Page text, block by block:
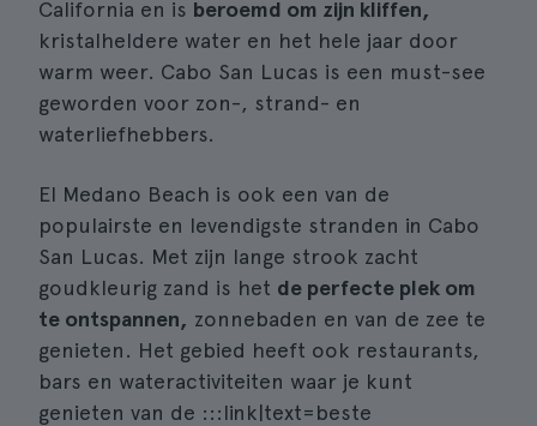
California en is beroemd om zijn kliffen,
kristalheldere water en het hele jaar door
warm weer. Cabo San Lucas is een must-see
geworden voor zon-, strand- en
waterliefhebbers.
El Medano Beach is ook een van de
populairste en levendigste stranden in Cabo
San Lucas. Met zijn lange strook zacht
goudkleurig zand is het de perfecte plek om
te ontspannen, zonnebaden en van de zee te
genieten. Het gebied heeft ook restaurants,
bars en wateractiviteiten waar je kunt
genieten van de :::link|text=beste